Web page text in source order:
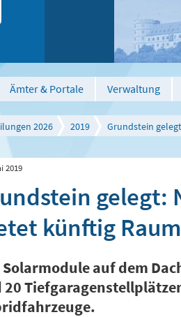
Ämter & Portale Verwaltung
2026 2019 Grundstein
2019
gelegt:
künftig
Solarmodule auf dem
20